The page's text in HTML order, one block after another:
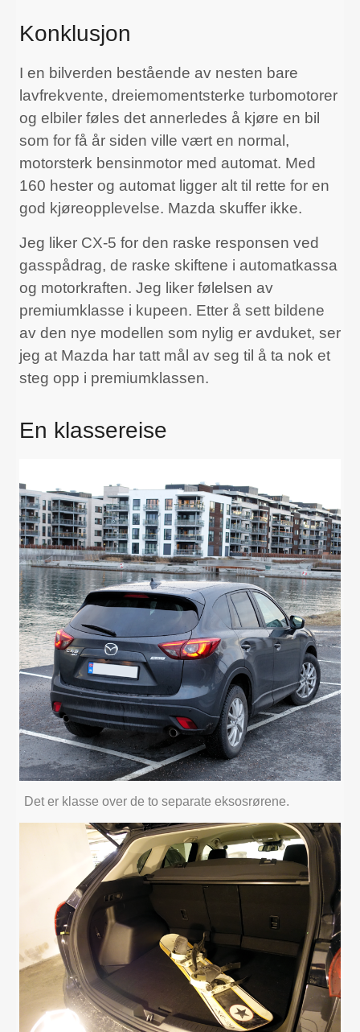
Konklusjon
I en bilverden bestående av nesten bare
lavfrekvente, dreiemomentsterke turbomotorer
og elbiler føles det annerledes å kjøre en bil
som for få år siden ville vært en normal,
motorsterk bensinmotor med automat. Med
160 hester og automat ligger alt til rette for en
god kjøreopplevelse. Mazda skuffer ikke.
Jeg liker CX-5 for den raske responsen ved
gasspådrag, de raske skiftene i automatkassa
og motorkraften. Jeg liker følelsen av
premiumklasse i kupeen. Etter å sett bildene
av den nye modellen som nylig er avduket, ser
jeg at Mazda har tatt mål av seg til å ta nok et
steg opp i premiumklassen.
En klassereise
Det er klasse over de to separate eksosrørene.